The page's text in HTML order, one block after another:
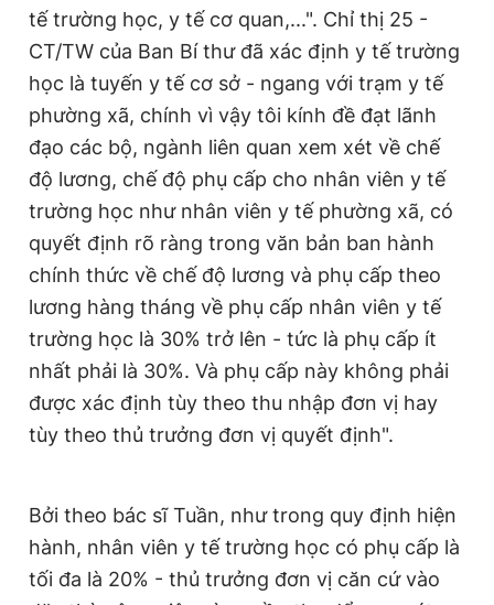
tế trường học, y tế cơ quan,...". Chỉ thị 25 -
CT/TW của Ban Bí thư đã xác định y tế trường
học là tuyến y tế cơ sở - ngang với trạm y tế
phường xã, chính vì vậy tôi kính đề đạt lãnh
đạo các bộ, ngành liên quan xem xét về chế
độ lương, chế độ phụ cấp cho nhân viên y tế
trường học như nhân viên y tế phường xã, có
quyết định rõ ràng trong văn bản ban hành
chính thức về chế độ lương và phụ cấp theo
lương hàng tháng về phụ cấp nhân viên y tế
trường học là 30% trở lên - tức là phụ cấp ít
nhất phải là 30%. Và phụ cấp này không phải
được xác định tùy theo thu nhập đơn vị hay
tùy theo thủ trưởng đơn vị quyết định".
Bởi theo bác sĩ Tuần, như trong quy định hiện
hành, nhân viên y tế trường học có phụ cấp là
tối đa là 20% - thủ trưởng đơn vị căn cứ vào